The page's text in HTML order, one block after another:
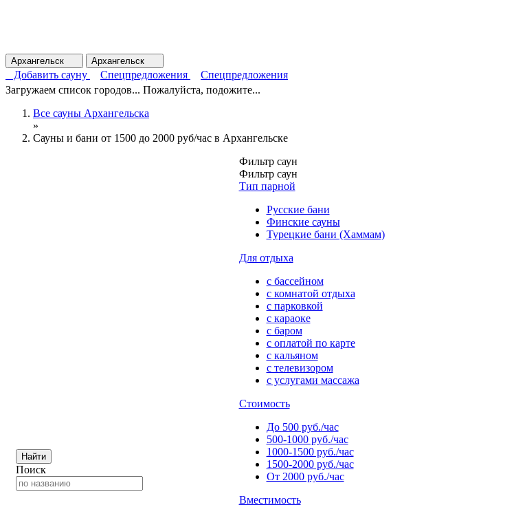
Архангельск Архангельск
Добавить сауну Спецпредложения
Спецпредложения
Загружаем список городов... Пожалуйста, подожите...
Все сауны Архангельска
»
Сауны и бани от 1500 до 2000 руб/час в Архангельске
Найти
Поиск
Фильтр саун
Фильтр саун
Тип парной
Русские бани
Финские сауны
Турецкие бани (Хаммам)
Для отдыха
с бассейном
с комнатой отдыха
с парковкой
с караоке
с баром
с оплатой по карте
с кальяном
с телевизором
с услугами массажа
Стоимость
До 500 руб./час
500-1000 руб./час
1000-1500 руб./час
1500-2000 руб./час
От 2000 руб./час
Вместимость